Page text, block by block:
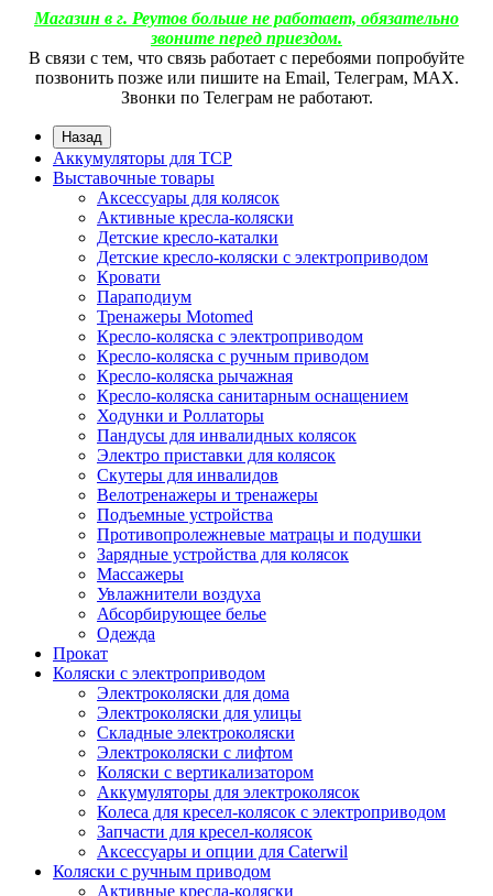
Магазин в г. Реутов больше не работает, обязательно
звоните перед приездом.
В связи с тем, что связь работает с перебоями попробуйте
позвонить позже или пишите на Email, Телеграм, МАХ.
Звонки по Телеграм не работают.
Назад
Аккумуляторы для ТСР
Выставочные товары
Аксессуары для колясок
Активные кресла-коляски
Детские кресло-каталки
Детские кресло-коляски с электроприводом
Кровати
Параподиум
Тренажеры Motomed
Кресло-коляска с электроприводом
Кресло-коляска с ручным приводом
Кресло-коляска рычажная
Кресло-коляска санитарным оснащением
Ходунки и Роллаторы
Пандусы для инвалидных колясок
Электро приставки для колясок
Скутеры для инвалидов
Велотренажеры и тренажеры
Подъемные устройства
Противопролежневые матрацы и подушки
Зарядные устройства для колясок
Массажеры
Увлажнители воздуха
Абсорбирующее белье
Одежда
Прокат
Коляски с электроприводом
Электроколяски для дома
Электроколяски для улицы
Складные электроколяски
Электроколяски с лифтом
Коляски с вертикализатором
Аккумуляторы для электроколясок
Колеса для кресел-колясок с электроприводом
Запчасти для кресел-колясок
Аксессуары и опции для Caterwil
Коляски с ручным приводом
Активные кресла-коляски